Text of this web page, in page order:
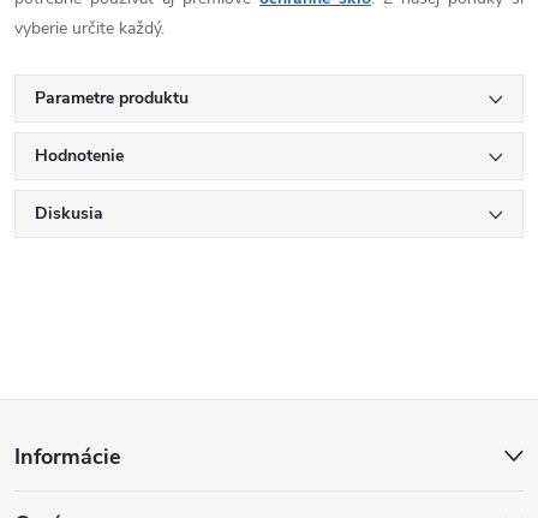
vyberie určite každý.
Parametre produktu
Hodnotenie
Diskusia
Informácie